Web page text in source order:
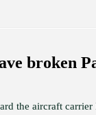
broken
the aircraft